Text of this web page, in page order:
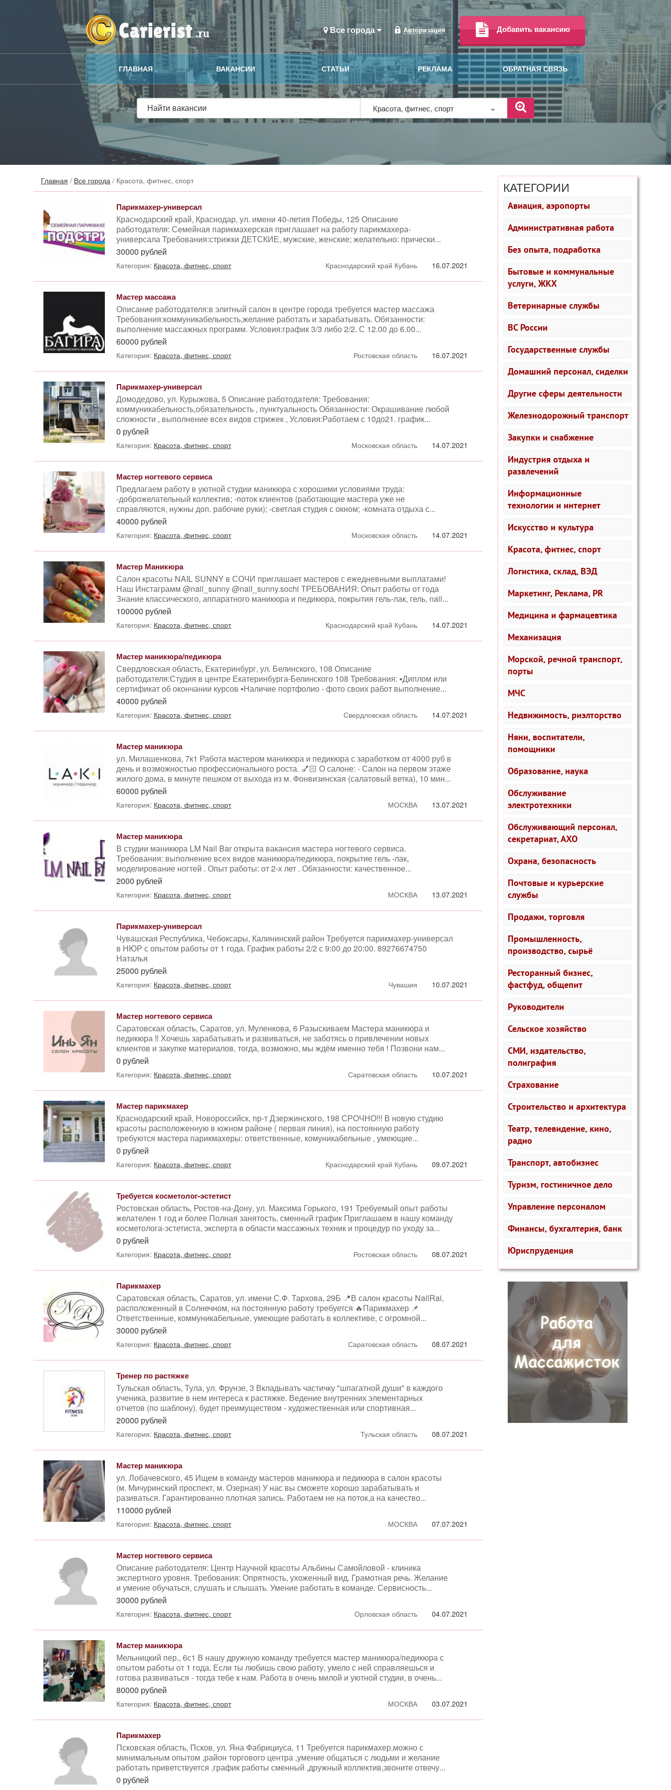
Все города Авторизация Добавить вакансию
ГЛАВНАЯ ВАКАНСИИ СТАТЬИ РЕКЛАМА ОБРАТНАЯ СВЯЗЬ
Красота, фитнес, спорт
КАТЕГОРИИ
Авиация, аэропорты
Административная работа
Без опыта, подработка
Бытовые и коммунальные
услуги, ЖКХ
Ветеринарные службы
ВС России
Государственные службы
Домашний персонал, сиделки
Другие сферы деятельности
Железнодорожный транспорт
Закупки и снабжение
Индустрия отдыха и
развлечений
Информационные
технологии и интернет
Искусство и культура
Красота, фитнес, спорт
Логистика, склад, ВЭД
Маркетинг, Реклама, PR
Медицина и фармацевтика
Механизация
Морской, речной транспорт,
порты
МЧС
Недвижимость, риэлторство
Няни, воспитатели,
помощники
Образование, наука
Обслуживание
электротехники
Обслуживающий персонал,
секретариат, АХО
Охрана, безопасность
Почтовые и курьерские
службы
Продажи, торговля
Промышленность,
производство, сырьё
Ресторанный бизнес,
фастфуд, общепит
Руководители
Сельское хозяйство
СМИ, издательство,
полиграфия
Страхование
Строительство и архитектура
Театр, телевидение, кино,
радио
Транспорт, автобизнес
Туризм, гостиничное дело
Управление персоналом
Финансы, бухгалтерия, банк
Юриспруденция
Главная / Все города / Красота, фитнес, спорт
Парикмахер-универсал
Краснодарский край, Краснодар, ул. имени 40-летия Победы, 125 Описание
работодателя: Семейная парикмахерская приглашает на работу парикмахера-
универсала Требования:стрижки ДЕТСКИЕ, мужские, женские; желательно: прически...
30000 рублей
Категория: Красота, фитнес, спорт Краснодарский край Кубань 16.07.2021
Мастер массажа
Описание работодателя:в элитный салон в центре города требуется мастер массажа
Требования:коммуникабельность,желание работать и зарабатывать. Обязанности:
выполнение массажных программ. Условия:график 3/3 либо 2/2. С 12.00 до 6.00...
60000 рублей
Категория: Красота, фитнес, спорт Ростовская область 16.07.2021
Парикмахер-универсал
Домодедово, ул. Курыжова, 5 Описание работодателя: Требования:
коммуникабельность,обязательность , пунктуальность Обязанности: Окрашивание любой
сложности , выполнение всех видов стрижек , Условия:Работаем с 10до21. график...
0 рублей
Категория: Красота, фитнес, спорт Московская область 14.07.2021
Мастер ногтевого сервиса
Предлагаем работу в уютной студии маникюра с хорошими условиями труда:
-доброжелательный коллектив; -поток клиентов (работающие мастера уже не
справляются, нужны доп. рабочие руки); -светлая студия с окном; -комната отдыха с...
40000 рублей
Категория: Красота, фитнес, спорт Московская область 14.07.2021
Мастер Маникюра
Салон красоты NAIL SUNNY в СОЧИ приглашает мастеров с ежедневными выплатами!
Наш Инстаграмм @nail_sunny @nail_sunny.sochi ТРЕБОВАНИЯ: Опыт работы от года
Знание классического, аппаратного маникюра и педикюра, покрытия гель-лак, гель, nail...
100000 рублей
Категория: Красота, фитнес, спорт Краснодарский край Кубань 14.07.2021
Мастер маникюра/педикюра
Свердловская область, Екатеринбург, ул. Белинского, 108 Описание
работодателя:Студия в центре Екатеринбурга-Белинского 108 Требования: ▪️Диплом или
сертификат об окончании курсов ▪️Наличие портфолио - фото своих работ выполнение...
40000 рублей
Категория: Красота, фитнес, спорт Свердловская область 14.07.2021
Мастер маникюра
ул. Милашенкова, 7к1 Работа мастером маникюра и педикюра с заработком от 4000 руб в
день и возможностью профессионального роста. 💅🏻 О салоне: - Салон на первом этаже
жилого дома, в минуте пешком от выхода из м. Фонвизинская (салатовый ветка), 10 мин...
60000 рублей
Категория: Красота, фитнес, спорт МОСКВА 13.07.2021
Мастер маникюра
В студии маникюра LM Nail Bar открыта вакансия мастера ногтевого сервиса.
Требования: выполнение всех видов маникюра/педикюра, покрытие гель -лак,
моделирование ногтей . Опыт работы: от 2-х лет . Обязанности: качественное...
2000 рублей
Категория: Красота, фитнес, спорт МОСКВА 13.07.2021
Парикмахер-универсал
Чувашская Республика, Чебоксары, Калининский район Требуется парикмахер-универсал
в НЮР с опытом работы от 1 года. График работы 2/2 с 9:00 до 20:00. 89276674750
Наталья
25000 рублей
Категория: Красота, фитнес, спорт Чувашия 10.07.2021
Мастер ногтевого сервиса
Саратовская область, Саратов, ул. Муленкова, 6 Разыскиваем Мастера маникюра и
педикюра ‼️ Хочешь зарабатывать и развиваться, не заботясь о привлечении новых
клиентов и закупке материалов, тогда, возможно, мы ждём именно тебя ! Позвони нам...
0 рублей
Категория: Красота, фитнес, спорт Саратовская область 10.07.2021
Мастер парикмахер
Краснодарский край, Новороссийск, пр-т Дзержинского, 198 СРОЧНО!!! В новую студию
красоты расположенную в южном районе ( первая линия), на постоянную работу
требуются мастера парикмахеры: ответственные, комуникабельные , умеющие...
0 рублей
Категория: Красота, фитнес, спорт Краснодарский край Кубань 09.07.2021
Требуется косметолог-эстетист
Ростовская область, Ростов-на-Дону, ул. Максима Горького, 191 Требуемый опыт работы
желателен 1 год и более Полная занятость, сменный график Приглашаем в нашу команду
косметолога-эстетиста, эксперта в области массажных техник и процедур по уходу за...
0 рублей
Категория: Красота, фитнес, спорт Ростовская область 08.07.2021
Парикмахер
Саратовская область, Саратов, ул. имени С.Ф. Тархова, 29Б 📍В салон красоты NailRai,
расположенный в Солнечном, на постоянную работу требуется 🔥Парикмахер 📌
Ответственные, коммуникабельные, умеющие работать в коллективе, с огромной...
30000 рублей
Категория: Красота, фитнес, спорт Саратовская область 08.07.2021
Тренер по растяжке
Тульская область, Тула, ул. Фрунзе, 3 Вкладывать частичку "шпагатной души" в каждого
ученика, развитие в нем интереса к растяжке. Ведение внутренних элементарных
отчетов (по шаблону). будет преимуществом - художественная или спортивная...
20000 рублей
Категория: Красота, фитнес, спорт Тульская область 08.07.2021
Мастер маникюра
ул. Лобачевского, 45 Ищем в команду мастеров мaникюpа и педикюра в салон красоты
(м. Мичуринский проспект, м. Озерная) У нас вы сможете хорошо зарабатывать и
разиваться. Гарантированно плотная запись. Работаем не на поток,а на качество...
110000 рублей
Категория: Красота, фитнес, спорт МОСКВА 07.07.2021
Мастер ногтевого сервиса
Описание работодателя: Центр Научной красоты Альбины Самойловой - клиника
экспертного уровня. Требования: Опрятность, ухоженный вид. Грамотная речь. Желание
и умение обучаться, слушать и слышать. Умение работать в команде. Сервисность...
30000 рублей
Категория: Красота, фитнес, спорт Орловская область 04.07.2021
Мастер маникюра
Мельницкий пер., 6с1 В нашу дружную команду требуется мастер маникюра/педикюра с
опытом работы от 1 года. Если ты любишь свою работу, умело с ней справляешься и
готова развиваться - тогда тебе к нам. Работа в очень милой и уютной студии, в очень...
80000 рублей
Категория: Красота, фитнес, спорт МОСКВА 03.07.2021
Парикмахер
Псковская область, Псков, ул. Яна Фабрициуса, 11 Требуется парикмахер,можно с
минимальным опытом ,район торгового центра ,умение общаться с людьми и желание
работать приветствуется ,график работы сменный ,дружный коллектив,звоните отвечу...
0 рублей